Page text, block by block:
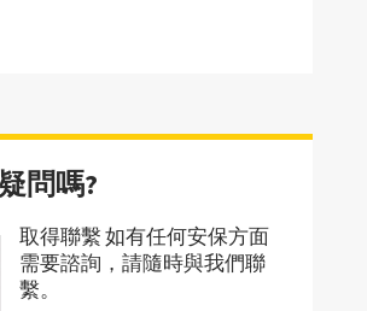
問嗎?
取得聯繫 如有任何安保方面
需要諮詢，請隨時與我們聯
繫。